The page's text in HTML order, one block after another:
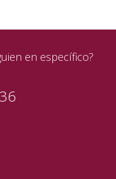
en específico?